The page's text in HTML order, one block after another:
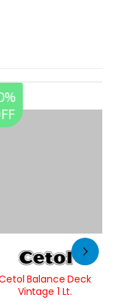
Balance Deck
Vintage 1 Lt.